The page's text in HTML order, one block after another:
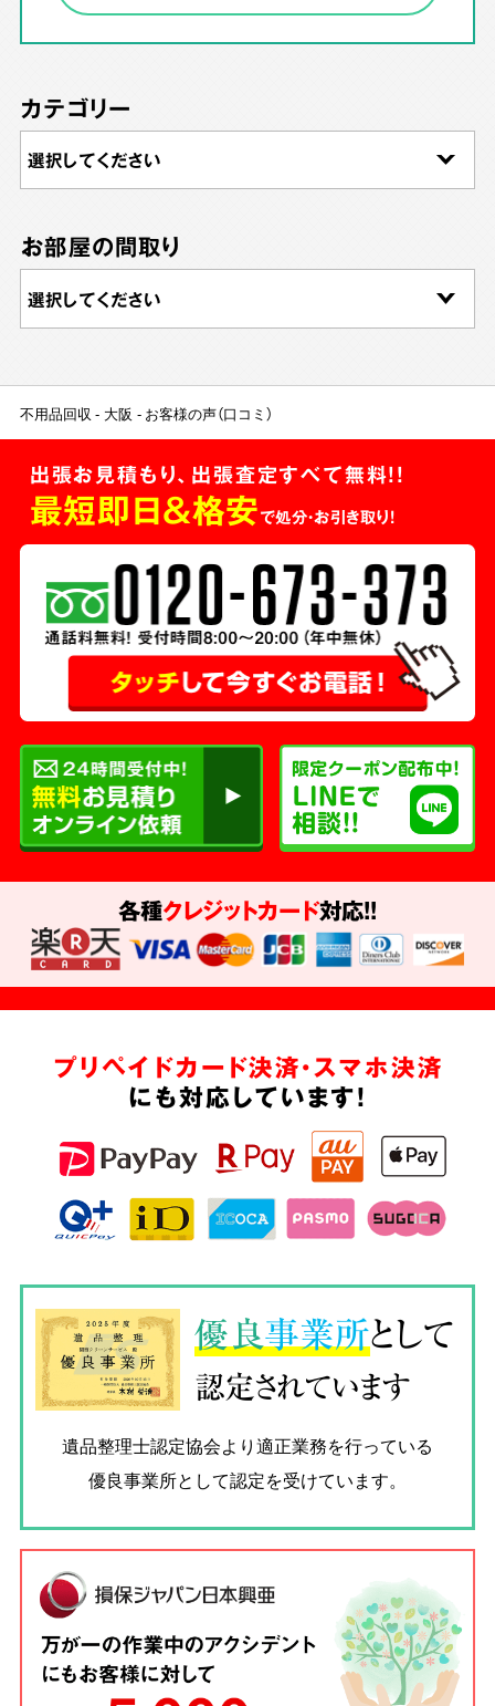
カテゴリー
お部屋の間取り
不用品回収 大阪 お客様の声（口コミ）
出張お見積もり、出張査定すべて無料!!
最短即日＆格安で処分・お引き取り！
各種クレジットカード対応!!
プリペイドカード決済・スマホ決済
にも対応しています!
優良事業所として
認定されています
遺品整理士認定協会より適正業務を行っている
優良事業所として認定を受けています。